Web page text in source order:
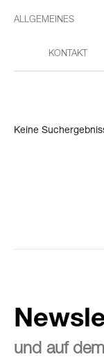
ALLGEMEINES
KONTAKT
Keine
und auf